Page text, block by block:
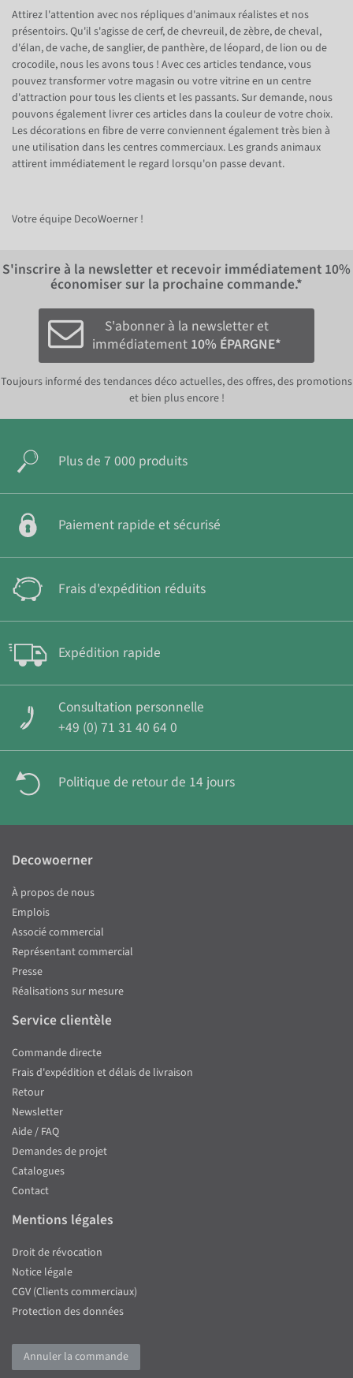
Attirez l'attention avec nos répliques d'animaux réalistes et nos
présentoirs. Qu'il s'agisse de cerf, de chevreuil, de zèbre, de cheval,
d'élan, de vache, de sanglier, de panthère, de léopard, de lion ou de
crocodile, nous les avons tous ! Avec ces articles tendance, vous
pouvez transformer votre magasin ou votre vitrine en un centre
d'attraction pour tous les clients et les passants. Sur demande, nous
pouvons également livrer ces articles dans la couleur de votre choix.
Les décorations en fibre de verre conviennent également très bien à
une utilisation dans les centres commerciaux. Les grands animaux
attirent immédiatement le regard lorsqu'on passe devant.
Votre équipe DecoWoerner !
S'inscrire à la newsletter et recevoir immédiatement 10%
économiser sur la prochaine commande.*
S'abonner à la newsletter et
immédiatement 10% ÉPARGNE*
Toujours informé des tendances déco actuelles, des offres, des promotions
et bien plus encore !
Plus de 7 000 produits
Paiement rapide et sécurisé
Frais d'expédition réduits
Expédition rapide
Consultation personnelle
+49 (0) 71 31 40 64 0
Politique de retour de 14 jours
Decowoerner
À propos de nous
Emplois
Associé commercial
Représentant commercial
Presse
Réalisations sur mesure
Service clientèle
Commande directe
Frais d'expédition et délais de livraison
Retour
Newsletter
Aide / FAQ
Demandes de projet
Catalogues
Contact
Mentions légales
Droit de révocation
Notice légale
CGV (Clients commerciaux)
Protection des données
Annuler la commande